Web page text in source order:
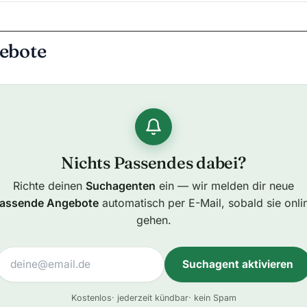
Nichts Passendes dabei?
Richte deinen Suchagenten ein — wir melden dir neue
Angeboteautomatisch per E-Mail, sobald sie
gehen.
Suchagent aktivieren
Kostenlos· jederzeit kündbar· kein Spam